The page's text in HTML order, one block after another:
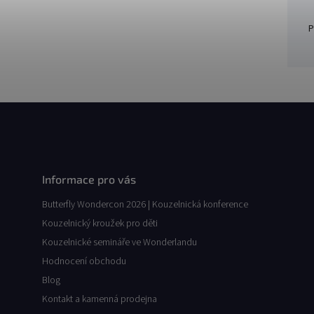
Informace pro vás
Butterfly Wondercon 2026 | Kouzelnická konference
Kouzelnický kroužek pro děti
Kouzelnické semináře ve Wonderlandu
Hodnocení obchodu
Blog
Kontakt a kamenná prodejna